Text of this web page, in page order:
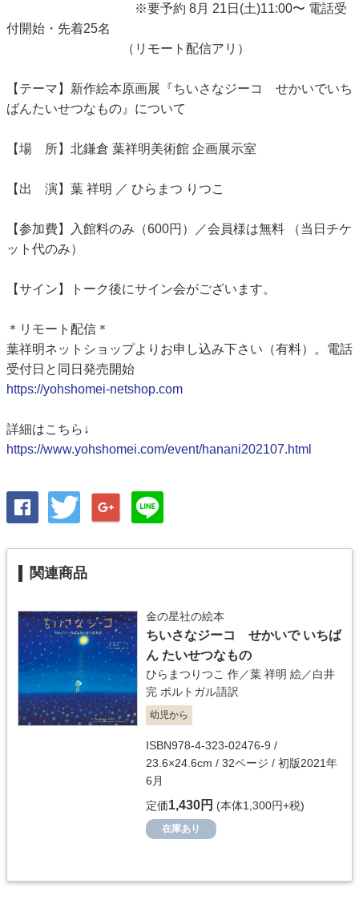
※要予約 8月 21日(土)11:00〜 電話受
付開始・先着25名
（リモート配信アリ）
【テーマ】新作絵本原画展『ちいさなジーコ せかいでいち
ばんたいせつなもの』について
【場 所】北鎌倉 葉祥明美術館 企画展示室
【出 演】葉 祥明 ／ ひらまつ りつこ
【参加費】入館料のみ（600円）／会員様は無料 （当日チケ
ット代のみ）
【サイン】トーク後にサイン会がございます。
＊リモート配信＊
葉祥明ネットショップよりお申し込み下さい（有料）。電話
受付日と同日発売開始
https://yohshomei-netshop.com
詳細はこちら↓
https://www.yohshomei.com/event/hanani202107.html
関連商品
金の星社の絵本
ちいさなジーコ せかいで いちば
ん たいせつなもの
ひらまつりつこ 作／葉 祥明 絵／白井
完 ポルトガル語訳
幼児から
ISBN978-4-323-02476-9 /
23.6×24.6cm / 32ページ / 初版2021年
6月
定価1,430円 (本体1,300円+税)
在庫あり